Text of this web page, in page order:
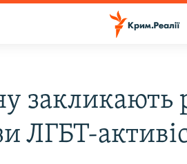
закликають
ЛГБТ-